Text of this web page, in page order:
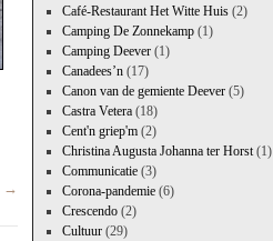
→
Café-Restaurant Het Witte Huis(2)
Camping De Zonnekamp(1)
Camping Deever(1)
Canadees’n(17)
Canon van de gemiente Deever(5)
Castra Vetera(18)
Cent'n griep'm(2)
Christina Augusta Johanna ter Horst(1)
Communicatie(3)
Corona-pandemie(6)
Crescendo(2)
Cultuur(29)